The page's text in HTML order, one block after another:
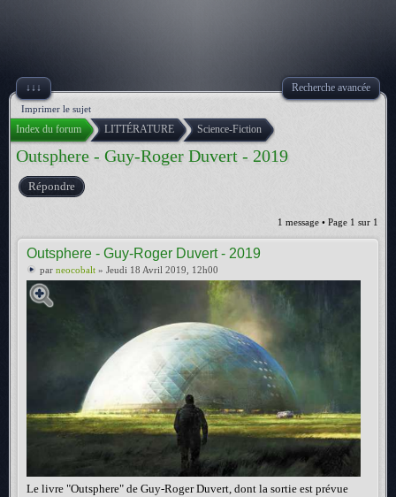
↓↓↓ Recherche avancée
Imprimer le sujet
Index du forum LITTÉRATURE Science-Fiction
Outsphere - Guy-Roger Duvert - 2019
Répondre
1 message • Page 1 sur 1
Outsphere - Guy-Roger Duvert - 2019
par neocobalt » Jeudi 18 Avril 2019, 12h00
Le livre "Outsphere" de Guy-Roger Duvert, dont la sortie est prévue